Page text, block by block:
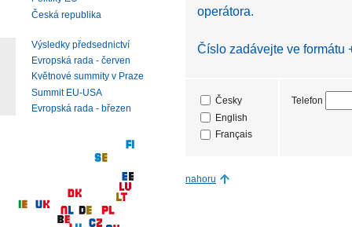
operátora.
Číslo zadávejte ve formátu
Česky
English
Français
Telefon
nahoru
Česká republika
Výsledky předsednictví
Evropská rada - červen
Květnové summity v Praze
Summit EU-USA
Evropská rada - březen